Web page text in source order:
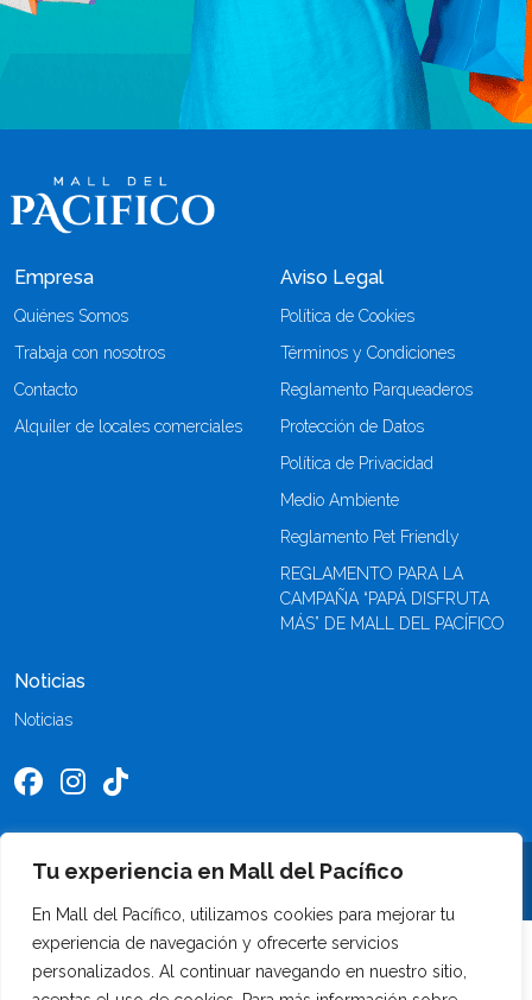
Tu experiencia en Mall del Pacífico
En Mall del Pacífico, utilizamos cookies para mejorar tu
experiencia de navegación y ofrecerte servicios
personalizados. Al continuar navegando en nuestro sitio,
Empresa
Quiénes Somos
Trabaja con nosotros
Contacto
Alquiler de locales comerciales
Aviso Legal
Política de Cookies
Términos y Condiciones
Reglamento Parqueaderos
Protección de Datos
Política de Privacidad
Medio Ambiente
Reglamento Pet Friendly
REGLAMENTO PARA LA
CAMPAÑA “PAPÁ DISFRUTA
MÁS” DE MALL DEL PACÍFICO
Noticias
Noticias
©2026 Mall del Pacífico. Todos los derechos reservados